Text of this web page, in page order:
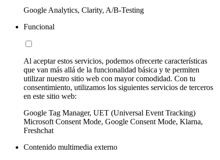
Google Analytics, Clarity, A/B-Testing
Funcional
Al aceptar estos servicios, podemos ofrecerte características
que van más allá de la funcionalidad básica y te permiten
utilizar nuestro sitio web con mayor comodidad. Con tu
consentimiento, utilizamos los siguientes servicios de terceros
en este sitio web:
Google Tag Manager, UET (Universal Event Tracking)
Microsoft Consent Mode, Google Consent Mode, Klarna,
Freshchat
Contenido multimedia externo